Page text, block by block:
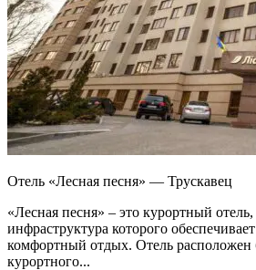
Отель «Лесная песня» — Трускавец
«Лесная песня» – это курортный
инфраструктура которого
комфортный отдых. Отель расположен
курортного...